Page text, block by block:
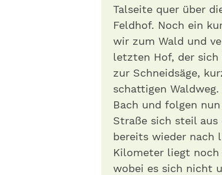
Talseite quer über
Feldhof. Noch ein
wir zum Wald und
letzten Hof, der sich
zur Schneidsäge,
schattigen
Bach und folgen
Straße sich steil
bereits wieder nach
Kilometer liegt noch
wobei es sich nicht